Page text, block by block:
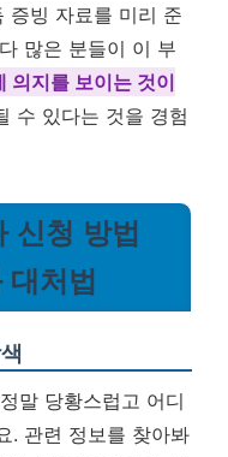
증빙 자료를 미리 준
많은 분들이 이 부
의지를 보이는 것이
수 있다는 것을 경험
신청 방법
처법
말 당황스럽고 어디
. 관련 정보를 찾아봐